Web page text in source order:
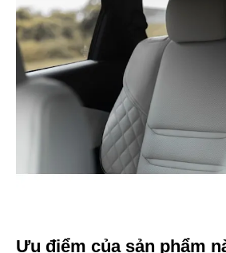
Ưu điểm của sản phẩm